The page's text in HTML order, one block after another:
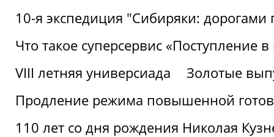
10-я экспедиция "Сибиряки: дорогами
Что такое суперсервис «Поступление
VIII летняя универсиада
Золотые
Продление режима повышенной
110 лет со дня рождения Николая